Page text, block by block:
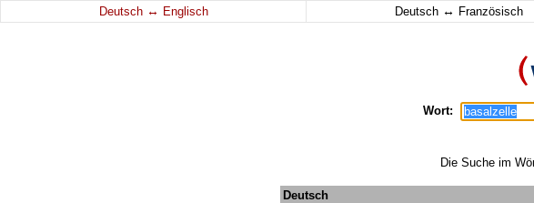
Deutsch ↔ Englisch Deutsch ↔ Französisch
Wort:
Die Suche im
Deutsch